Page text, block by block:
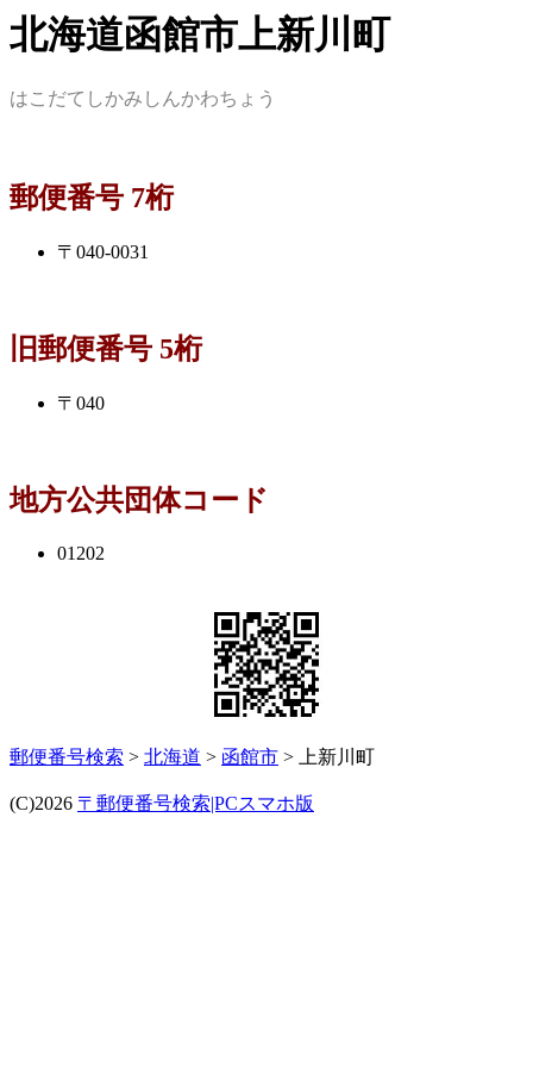
北海道函館市上新川町
はこだてしかみしんかわちょう
郵便番号 7桁
〒040-0031
旧郵便番号 5桁
〒040
地方公共団体コード
01202
郵便番号検索 > 北海道 > 函館市 > 上新川町
(C)2026 〒郵便番号検索|PCスマホ版